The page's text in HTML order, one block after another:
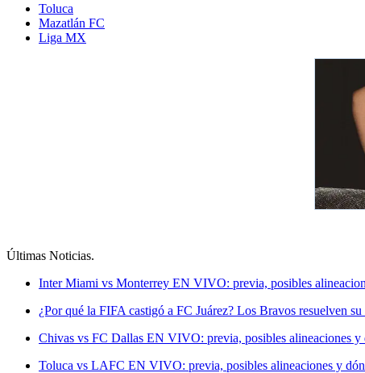
Toluca
Mazatlán FC
Liga MX
Últimas Noticias.
Inter Miami vs Monterrey EN VIVO: previa, posibles
¿Por qué la FIFA castigó a FC Juárez? Los Bravos resuelven
Chivas vs FC Dallas EN VIVO: previa, posibles alineaciones y
Toluca vs LAFC EN VIVO: previa, posibles alineaciones y